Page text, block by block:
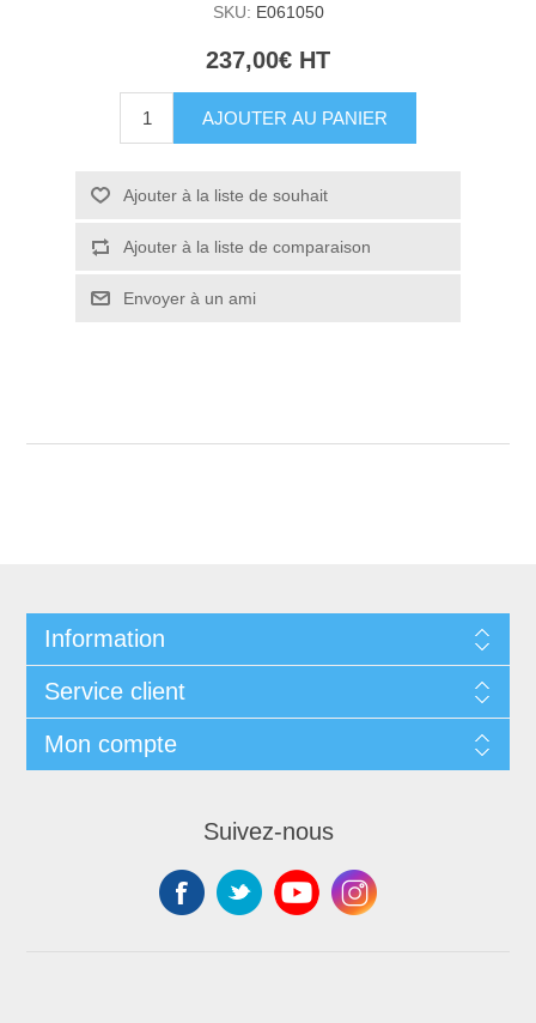
SKU: E061050
237,00€ HT
AJOUTER AU PANIER
Ajouter à la liste de souhait
Ajouter à la liste de comparaison
Envoyer à un ami
Information
Service client
Mon compte
Suivez-nous